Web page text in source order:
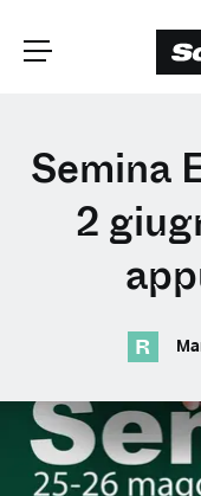
SCEGLI
TUA
English
English
Spanish
Semina
2
R